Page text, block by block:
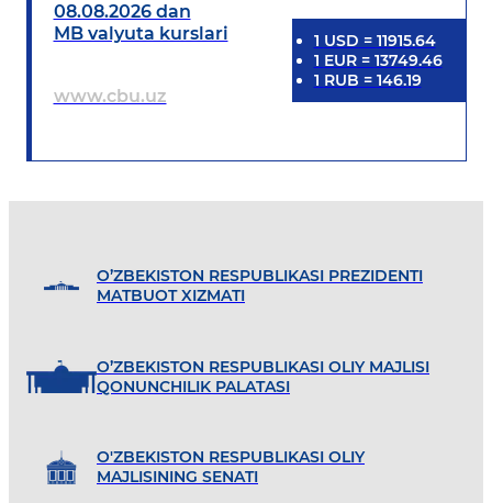
08.08.2026 dan
MB valyuta kurslari
www.cbu.uz
1 USD = 11915.64
1 EUR= 13749.46
1 RUB = 146.19
O’ZBEKISTON RESPUBLIKASI PREZIDENTI
MATBUOT XIZMATI
O’ZBEKISTON RESPUBLIKASI OLIY MAJLISI
QONUNCHILIK PALATASI
O'ZBEKISTON RESPUBLIKASI OLIY
MAJLISINING SENATI